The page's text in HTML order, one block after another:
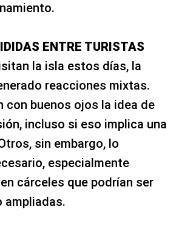
ENTRE TURISTAS
la isla estos días, la
reacciones mixtas.
con buenos ojos la idea de
incluso si eso implica una
sin embargo, lo
especialmente
cárceles que podrían ser
ampliadas.